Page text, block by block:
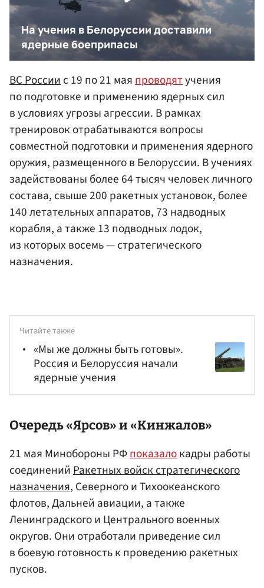
ВС Россиис 19 по 21 маяпроводятучения
по подготовке и применению ядерных сил
в условиях угрозы агрессии. В рамках
тренировок отрабатываются вопросы
совместной подготовки и применения ядерного
оружия, размещенного в Белоруссии. В учениях
задействованы более 64 тысяч человек личного
состава, свыше 200 ракетных установок, более
140 летательных аппаратов, 73 надводных
корабля, а также 13 подводных лодок,
из которых восемь — стратегического
назначения.
Читайте также
«Мы же должны быть готовы».
Россия и Белоруссия начали
ядерные учения
Очередь «Ярсов» и «Кинжалов»
21 мая Минобороны РФпоказалокадры работы
соединенийРакетных войск стратегического
назначения, Северного и Тихоокеанского
флотов, Дальней авиации, а также
Ленинградского и Центрального военных
округов. Они отработали приведение сил
в боевую готовность к проведению ракетных
пусков.